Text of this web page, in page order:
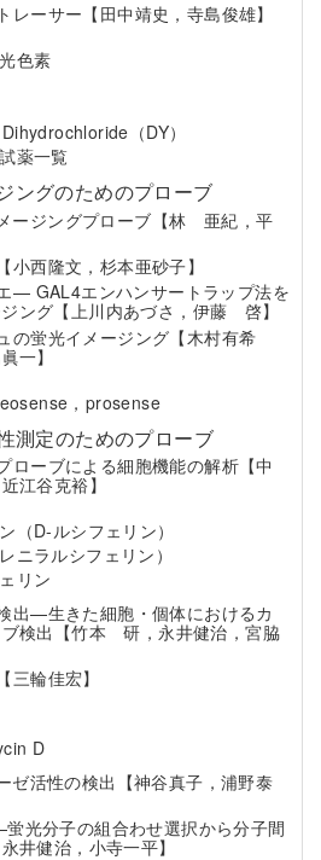
レーサー 【田中靖史，寺島俊雄】
色素
（DY）
薬一覧
グのためのプローブ
ージングプローブ 【林 亜紀，平
【小西隆文，杉本亜砂子】
— GAL4エンハンサートラップ法を
ング 【上川内あづさ，伊藤 啓】
の蛍光イメージング 【木村有希
一】
，prosense
定のためのプローブ
ローブによる細胞機能の解析 【中
江谷克裕】
（D-ルシフェリン）
ニラルシフェリン）
リン
出—生きた細胞・個体におけるカ
検出 【竹本 研，永井健治，宮脇
【三輪佳宏】
D
ゼ活性の検出 【神谷真子，浦野泰
光分子の組合わせ選択から分子間
永井健治，小寺一平】